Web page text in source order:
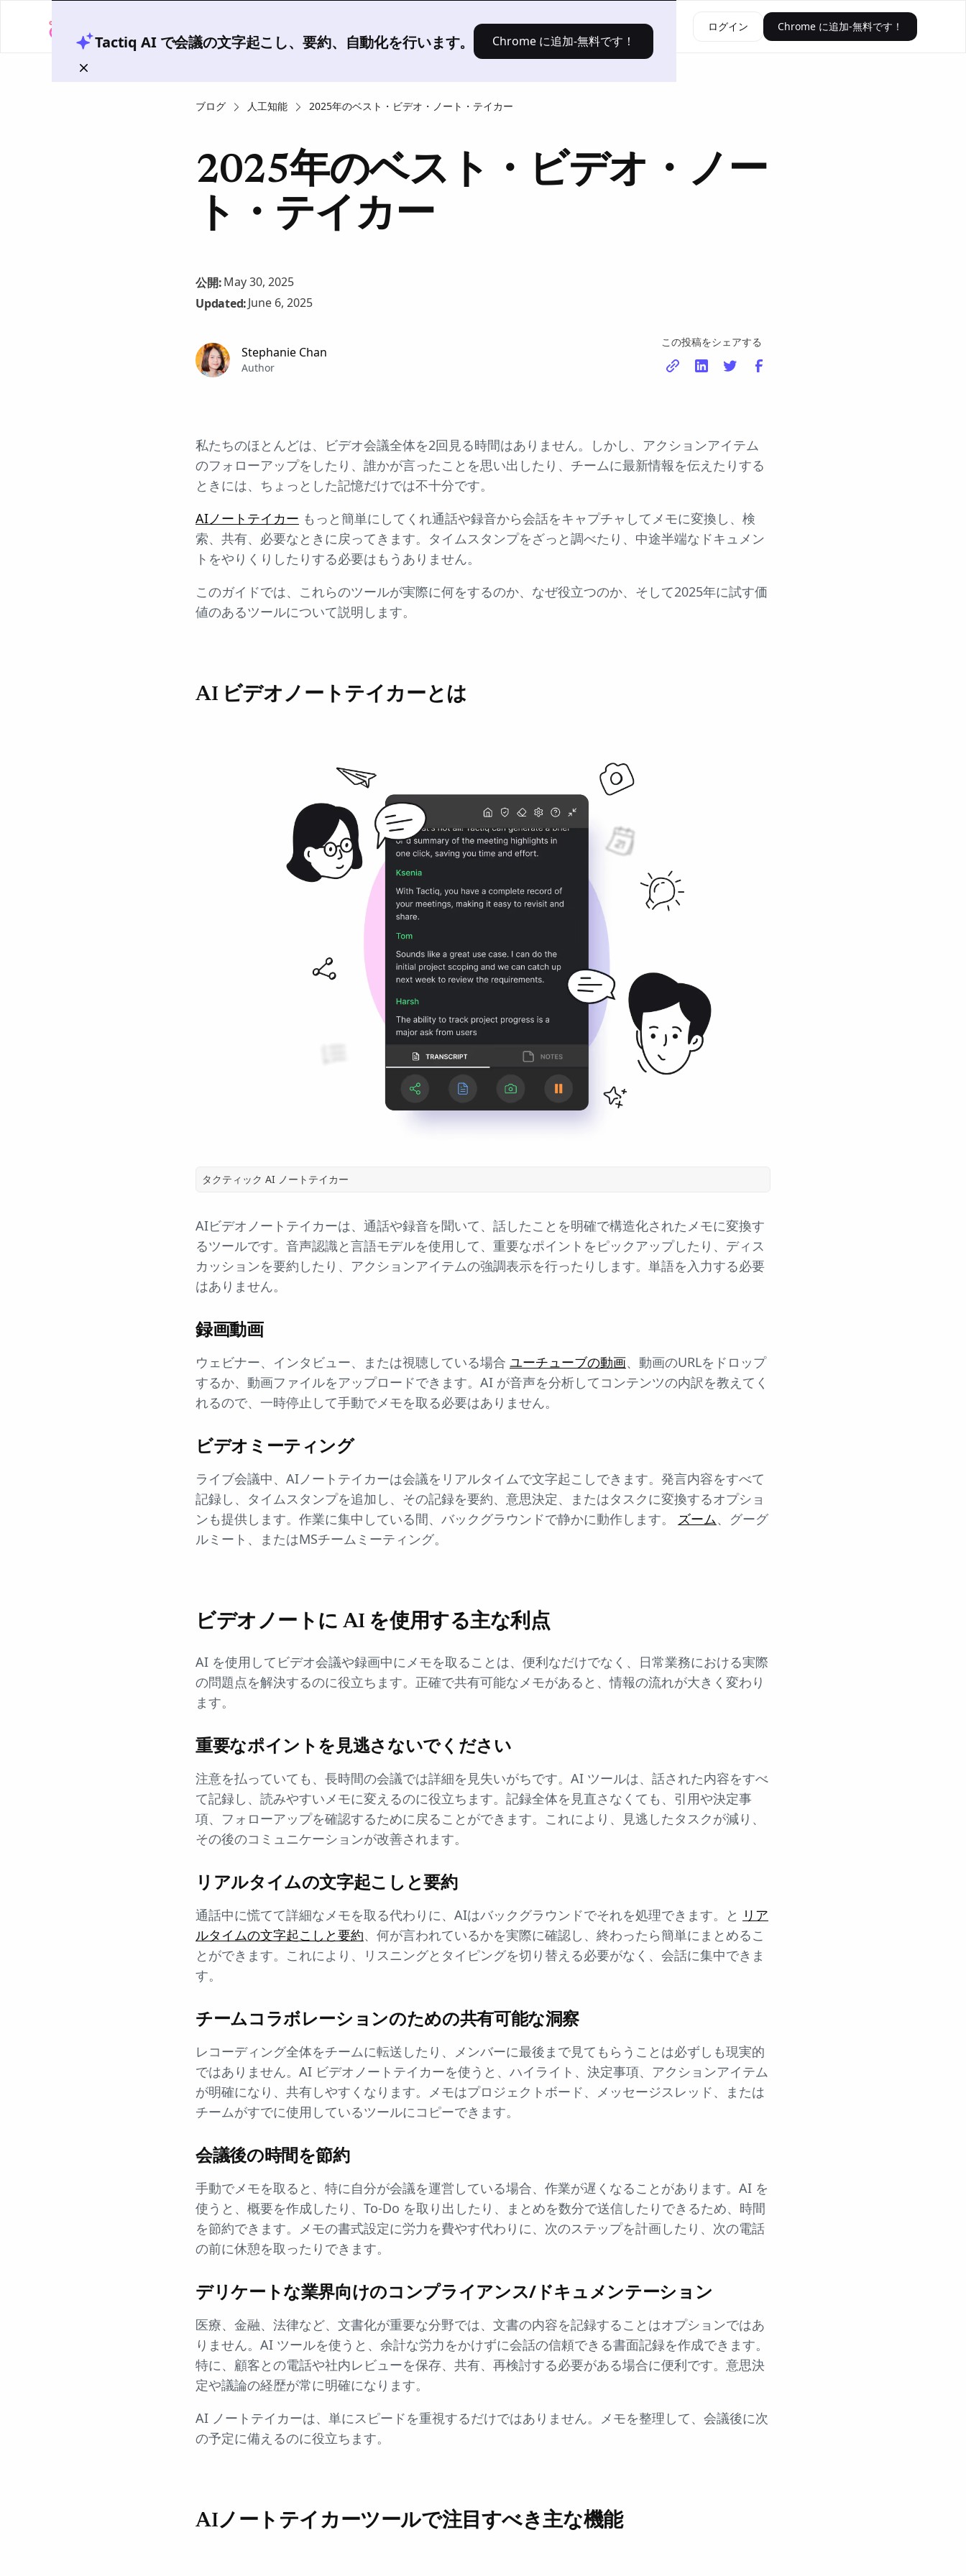
Tactiq AI で会議の文字起こし、要約、自動化を行います。 Chrome に追加-無料です！
ソリューション 価格設定 資源 ログイン Chrome に追加-無料です！
ブログ 人工知能 2025年のベスト・ビデオ・ノート・テイカー
2025年のベスト・ビデオ・ノー
ト・テイカー
公開:May 30, 2025
Updated:June 6, 2025
Stephanie Chan
Author
この投稿をシェアする
私たちのほとんどは、ビデオ会議全体を2回見る時間はありません。しかし、アクションアイテム
のフォローアップをしたり、誰かが言ったことを思い出したり、チームに最新情報を伝えたりする
ときには、ちょっとした記憶だけでは不十分です。
AIノートテイカー もっと簡単にしてくれ通話や録音から会話をキャプチャしてメモに変換し、検
索、共有、必要なときに戻ってきます。タイムスタンプをざっと調べたり、中途半端なドキュメン
トをやりくりしたりする必要はもうありません。
このガイドでは、これらのツールが実際に何をするのか、なぜ役立つのか、そして2025年に試す価
値のあるツールについて説明します。
AI ビデオノートテイカーとは
タクティック AI ノートテイカー
AIビデオノートテイカーは、通話や録音を聞いて、話したことを明確で構造化されたメモに変換す
るツールです。音声認識と言語モデルを使用して、重要なポイントをピックアップしたり、ディス
カッションを要約したり、アクションアイテムの強調表示を行ったりします。単語を入力する必要
はありません。
録画動画
ウェビナー、インタビュー、または視聴している場合 ユーチューブの動画、動画のURLをドロップ
するか、動画ファイルをアップロードできます。AI が音声を分析してコンテンツの内訳を教えてく
れるので、一時停止して手動でメモを取る必要はありません。
ビデオミーティング
ライブ会議中、AIノートテイカーは会議をリアルタイムで文字起こしできます。発言内容をすべて
記録し、タイムスタンプを追加し、その記録を要約、意思決定、またはタスクに変換するオプショ
ンも提供します。作業に集中している間、バックグラウンドで静かに動作します。 ズーム、グーグ
ルミート、またはMSチームミーティング。
ビデオノートに AI を使用する主な利点
AI を使用してビデオ会議や録画中にメモを取ることは、便利なだけでなく、日常業務における実際
の問題点を解決するのに役立ちます。正確で共有可能なメモがあると、情報の流れが大きく変わり
ます。
重要なポイントを見逃さないでください
注意を払っていても、長時間の会議では詳細を見失いがちです。AI ツールは、話された内容をすべ
て記録し、読みやすいメモに変えるのに役立ちます。記録全体を見直さなくても、引用や決定事
項、フォローアップを確認するために戻ることができます。これにより、見逃したタスクが減り、
その後のコミュニケーションが改善されます。
リアルタイムの文字起こしと要約
通話中に慌てて詳細なメモを取る代わりに、AIはバックグラウンドでそれを処理できます。と リア
ルタイムの文字起こしと要約、何が言われているかを実際に確認し、終わったら簡単にまとめるこ
とができます。これにより、リスニングとタイピングを切り替える必要がなく、会話に集中できま
す。
チームコラボレーションのための共有可能な洞察
レコーディング全体をチームに転送したり、メンバーに最後まで見てもらうことは必ずしも現実的
ではありません。AI ビデオノートテイカーを使うと、ハイライト、決定事項、アクションアイテム
が明確になり、共有しやすくなります。メモはプロジェクトボード、メッセージスレッド、または
チームがすでに使用しているツールにコピーできます。
会議後の時間を節約
手動でメモを取ると、特に自分が会議を運営している場合、作業が遅くなることがあります。AI を
使うと、概要を作成したり、To-Do を取り出したり、まとめを数分で送信したりできるため、時間
を節約できます。メモの書式設定に労力を費やす代わりに、次のステップを計画したり、次の電話
の前に休憩を取ったりできます。
デリケートな業界向けのコンプライアンス/ドキュメンテーション
医療、金融、法律など、文書化が重要な分野では、文書の内容を記録することはオプションではあ
りません。AI ツールを使うと、余計な労力をかけずに会話の信頼できる書面記録を作成できます。
特に、顧客との電話や社内レビューを保存、共有、再検討する必要がある場合に便利です。意思決
定や議論の経歴が常に明確になります。
AI ノートテイカーは、単にスピードを重視するだけではありません。メモを整理して、会議後に次
の予定に備えるのに役立ちます。
AIノートテイカーツールで注目すべき主な機能